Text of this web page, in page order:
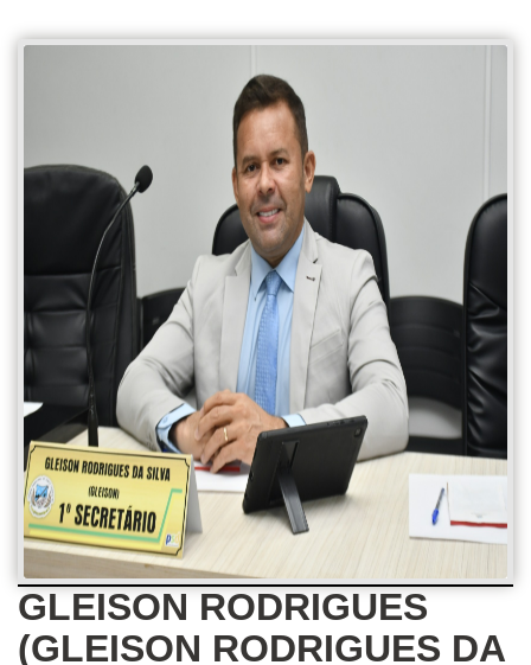
GLEISON RODRIGUES
(GLEISON RODRIGUES DA